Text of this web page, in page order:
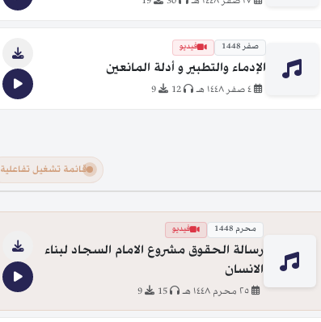
صفر 1448 فيديو
الإدماء والتطبير و أدلة المانعين
٤ صفر ١٤٤٨ هـ 12
9
قائمة تشغيل تفاعلية
محرم 1448 فيديو
رسالة الحقوق مشروع الامام السجاد لبناء
الانسان
٢٥ محرم ١٤٤٨ هـ 15
9